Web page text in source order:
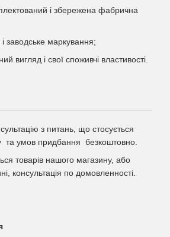
і збережена фабрична
заводське маркування;
вигляд і свої споживчі властивості.
з питань, що стосується
та умов придбання безкоштовно.
товарів нашого магазину, або
консультація по домовленності.